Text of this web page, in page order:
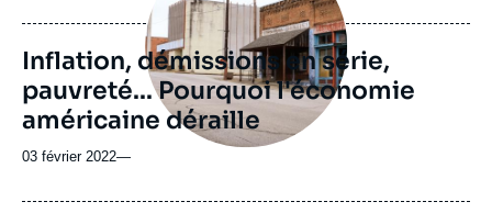
Inflation, démissions en série,
pauvreté... Pourquoi l'économie
américaine déraille
03 février 2022—